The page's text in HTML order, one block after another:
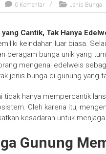
0 Komentar Jenis Bunga
Cantik, Tak Hanya
keindahan luar biasa.
beragam bunga unik yang
mengenal edelweis
jenis bunga di gunung yang
tidak hanya mempercantik
Oleh karena itu,
kesadaran untuk
Gunung